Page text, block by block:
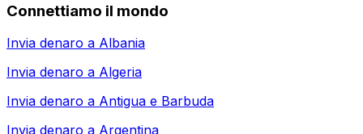
Connettiamo il mondo
Invia denaro a Albania
Invia denaro a Algeria
Invia denaro a Antigua e Barbuda
Invia denaro a Argentina